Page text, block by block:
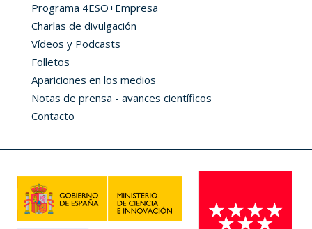
Programa 4ESO+Empresa
Charlas de divulgación
Vídeos y Podcasts
Folletos
Apariciones en los medios
Notas de prensa - avances científicos
Contacto